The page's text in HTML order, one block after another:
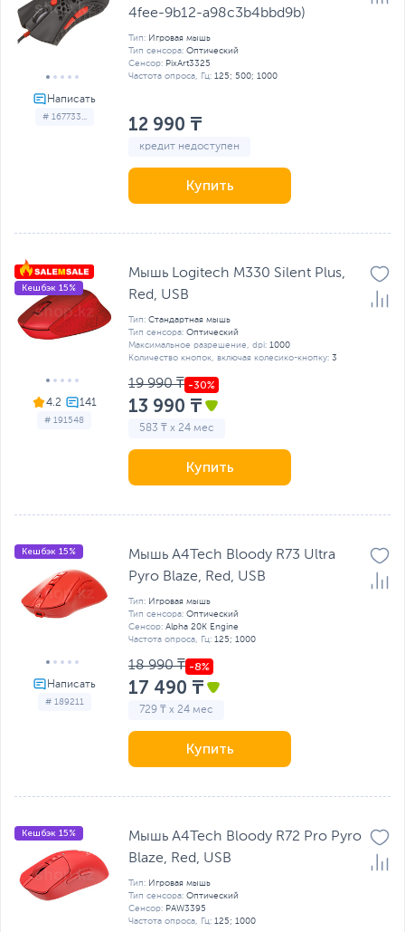
# 167733...
4fee-9b12-a98c3b4bbd9b)
Тип: Игровая мышь
Тип сенсора: Оптический
Сенсор: PixArt3325
Частота опроса, Гц: 125; 500; 1000
12 990 ₸
кредит недоступен
Купить
4.2
# 191548
Кешбэк 15%
Мышь Logitech M330 Silent Plus,
Red, USB
Тип: Стандартная мышь
Тип сенсора: Оптический
Максимальное разрешение, dpi: 1000
Количество кнопок, включая колесико-кнопку: 3
19 990 ₸
13 990 ₸
583 ₸ x 24 мес
Купить
# 189211
Кешбэк 15%
Мышь A4Tech Bloody R73 Ultra
Pyro Blaze, Red, USB
Тип: Игровая мышь
Тип сенсора: Оптический
Сенсор: Alpha 20K Engine
Частота опроса, Гц: 125; 1000
18 990 ₸
17 490 ₸
729 ₸ x 24 мес
Купить
Кешбэк 15%
Мышь A4Tech Bloody R72 Pro Pyro
Blaze, Red, USB
Тип: Игровая мышь
Тип сенсора: Оптический
Сенсор: PAW3395
Частота опроса, Гц: 125; 1000